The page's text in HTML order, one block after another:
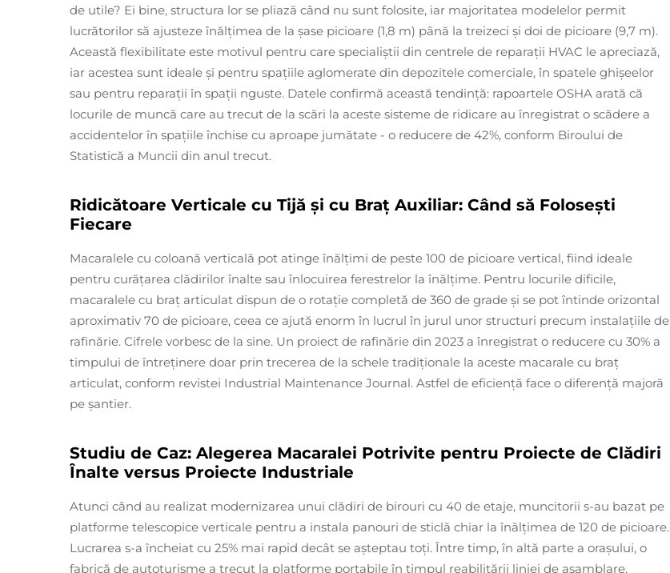
de utile? Ei bine, structura lor se pliază când nu sunt folosite, iar majoritatea modelelor permit
lucrătorilor să ajusteze înălțimea de la șase picioare (1,8 m) până la treizeci și doi de picioare (9,7 m).
Această flexibilitate este motivul pentru care specialiștii din centrele de reparații HVAC le apreciază,
iar acestea sunt ideale și pentru spațiile aglomerate din depozitele comerciale, în spatele ghișeelor
sau pentru reparații în spații nguste. Datele confirmă această tendință: rapoartele OSHA arată că
locurile de muncă care au trecut de la scări la aceste sisteme de ridicare au înregistrat o scădere a
accidentelor în spațiile închise cu aproape jumătate - o reducere de 42%, conform Biroului de
Statistică a Muncii din anul trecut.
Ridicătoare Verticale cu Tijă și cu Braț Auxiliar: Când să Folosești
Fiecare
Macaralele cu coloană verticală pot atinge înălțimi de peste 100 de picioare vertical, fiind ideale
pentru curățarea clădirilor înalte sau înlocuirea ferestrelor la înălțime. Pentru locurile dificile,
macaralele cu braț articulat dispun de o rotație completă de 360 de grade și se pot întinde orizontal
aproximativ 70 de picioare, ceea ce ajută enorm în lucrul în jurul unor structuri precum instalațiile de
rafinărie. Cifrele vorbesc de la sine. Un proiect de rafinărie din 2023 a înregistrat o reducere cu 30% a
timpului de întreținere doar prin trecerea de la schele tradiționale la aceste macarale cu braț
articulat, conform revistei Industrial Maintenance Journal. Astfel de eficiență face o diferență majoră
pe șantier.
Studiu de Caz: Alegerea Macaralei Potrivite pentru Proiecte de Clădiri
Înalte versus Proiecte Industriale
Atunci când au realizat modernizarea unui clădiri de birouri cu 40 de etaje, muncitorii s-au bazat pe
platforme telescopice verticale pentru a instala panouri de sticlă chiar la înălțimea de 120 de picioare.
Lucrarea s-a încheiat cu 25% mai rapid decât se așteptau toți. Între timp, în altă parte a orașului, o
fabrică de autoturisme a trecut la platforme portabile în timpul reabilitării liniei de asamblare.